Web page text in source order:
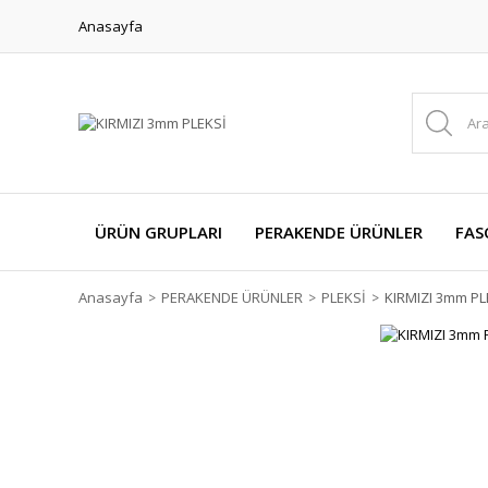
Anasayfa
ÜRÜN GRUPLARI PERAKENDE ÜRÜNLER
Anasayfa PERAKENDE ÜRÜNLER PLEKSİ KIRMIZI 3mm